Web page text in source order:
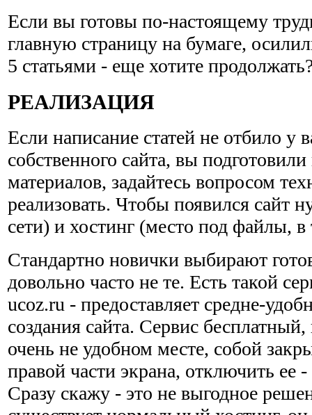
Если вы готовы по-настоящему
главную страницу на бумаге,
5 статьями - еще хотите
РЕАЛИЗАЦИЯ
Если написание статей не отбило у
собственного сайта, вы
материалов, задайтесь вопросом
реализовать. Чтобы появился сайт
сети) и хостинг (место под файлы,
Стандартно новички выбирают
довольно часто не те. Есть такой
ucoz.ru - предоставляет средне-
создания сайта. Сервис
очень не удобном месте, собой
правой части экрана, отключить ее
Сразу скажу - это не выгодное